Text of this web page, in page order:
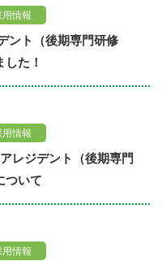
用情報
ント（後期専門研修
た！
用情報
レジデント（後期専門
ついて
用情報